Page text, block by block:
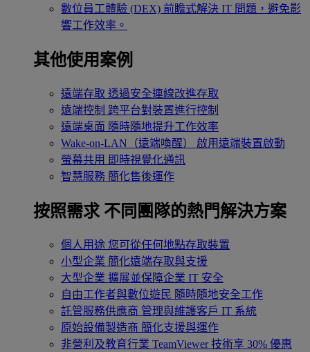
數位員工體驗 (DEX) 前瞻式解決 IT 問題，避免影
響工作效率。
其他使用案例
遠端存取 透過安全連線改進存取
遠端控制 跨平台對裝置進行控制
遠端桌面 隨時隨地提升工作效率
Wake-on-LAN（遠端喚醒）
啟用遠端裝置啟動
螢幕共用 即時視覺化通訊
智慧服務 簡化售後運作
按照需求 不同團隊的熱門解決方案
個人用途 您可從任何地點存取裝置
小型企業 簡化遠端存取與支援
大型企業 擴展並保障企業 IT 安全
自由工作者與數位遊民 隨時隨地安全工作
託管服務供應商 管理與維護客戶 IT 系統
原始設備製造商 簡化支援與運作
非營利及教育行業 TeamViewer 技術享 30% 優惠